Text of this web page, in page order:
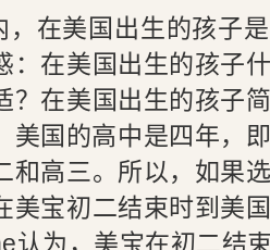
，在美国出生的孩子
：在美国出生的孩子
？在美国出生的孩子
美国的高中是四年，
和高三。所以，如果
美宝初二结束时到美
认为，美宝在初二结